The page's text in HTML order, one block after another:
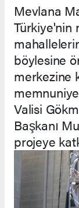
Mevlana
Türkiye'nin
böylesine
merkezine
Valisi
Başkanı
projeye